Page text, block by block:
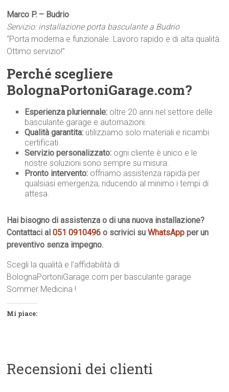
Marco P. – Budrio
Servizio: installazione porta basculante a Budrio
“Porta moderna e funzionale. Lavoro rapido e di alta qualità.
Ottimo servizio!”
Perché scegliere
BolognaPortoniGarage.com?
Esperienza pluriennale: oltre 20 anni nel settore delle
basculante garage e automazioni.
Qualità garantita: utilizziamo solo materiali e ricambi
certificati.
Servizio personalizzato: ogni cliente è unico e le
nostre soluzioni sono sempre su misura.
Pronto intervento: offriamo assistenza rapida per
qualsiasi emergenza, riducendo al minimo i tempi di
attesa.
Hai bisogno di assistenza o di una nuova installazione?
Contattaci al051 0910496 o scrivici suWhatsApp per un
preventivo senza impegno.
Scegli la qualità e l’affidabilità di
BolognaPortoniGarage.com per basculante garage
Sommer Medicina !
Mi piace:
Recensioni dei clienti